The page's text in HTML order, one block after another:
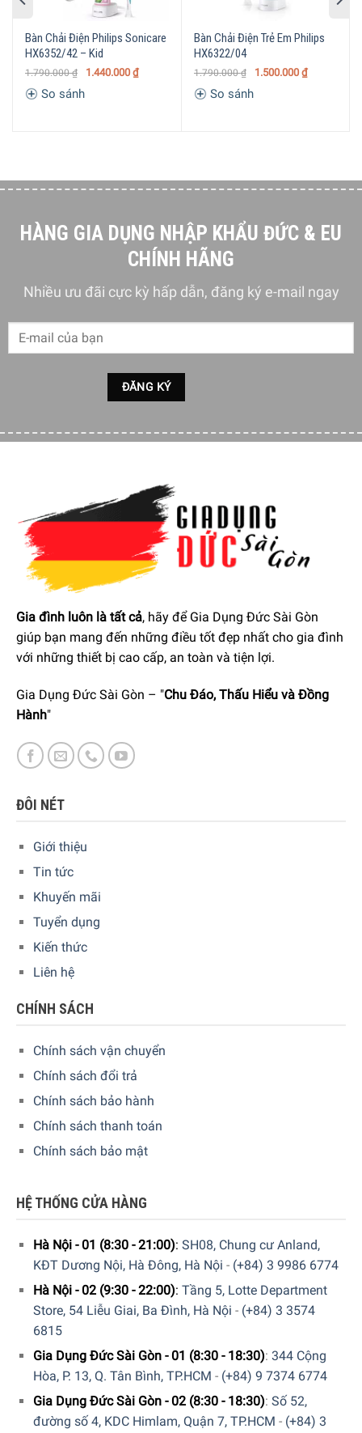
Đa chương trình làm sạch răng hiệu quả
DiamondClean 9000 có các chương trình làm sạch Clean,
White +, Gum Health và Deep Clean + để đáp ứng nhu cầu
làm sạch đặc biệt hàng ngày, chương trình “White +” để
trình làm sạch “Deep Clean +” để làm sạch toàn diện thêm
sinh lực. Nhờ ba mức cường độ, bạn có thể tìm thấy cài
đặt phù hợp nhất cho mình – cường độ cao hơn để làm
sạch kỹ càng hơn hoặc cường độ thấp hơn cho răng nhạy
cảm.
Với đầu bàn chải Premium Plaque Defense, bạn chải kỹ
thích ứng hoàn hảo với hình dạng răng của bạn, giúp tiếp
xúc bề mặt nhiều hơn gấp 4 lần và cũng làm sạch các khu
vực khó tiếp cận.
Bàn Chải Điện Philips Sonicare
HX6352/42 – Kid
1.790.000₫ 1.440.000 ₫
So sánh
Bàn Chải Điện Trẻ Em Philips
HX6322/04
1.790.000₫ 1.500.000 ₫
So sánh
HÀNG GIA DỤNG NHẬP KHẨU ĐỨC & EU
CHÍNH HÃNG
Nhiều ưu đãi cực kỳ hấp dẫn, đăng ký e-mail ngay
Gia đình luôn là tất cả, hãy để Gia Dụng Đức Sài Gòn
giúp bạn mang đến những điều tốt đẹp nhất cho gia đình
với những thiết bị cao cấp, an toàn và tiện lợi.
Gia Dụng Đức Sài Gòn – "Chu Đáo, Thấu Hiểu và Đồng
Hành"
ĐÔI NÉT
Giới thiệu
Tin tức
Khuyến mãi
Tuyển dụng
Kiến thức
Liên hệ
CHÍNH SÁCH
Chính sách vận chuyển
Chính sách đổi trả
Chính sách bảo hành
Chính sách thanh toán
Chính sách bảo mật
HỆ THỐNG CỬA HÀNG
Hà Nội - 01 (8:30 - 21:00): SH08, Chung cư Anland,
KĐT Dương Nội, Hà Đông, Hà Nội - (+84) 3 9986 6774
Hà Nội - 02 (9:30 - 22:00): Tầng 5, Lotte Department
Store, 54 Liễu Giai, Ba Đình, Hà Nội - (+84) 3 3574
6815
Gia Dụng Đức Sài Gòn - 01 (8:30 - 18:30): 344 Cộng
Hòa, P. 13, Q. Tân Bình, TP.HCM - (+84) 9 7374 6774
Gia Dụng Đức Sài Gòn - 02 (8:30 - 18:30): Số 52,
đường số 4, KDC Himlam, Quận 7, TP.HCM - (+84) 3